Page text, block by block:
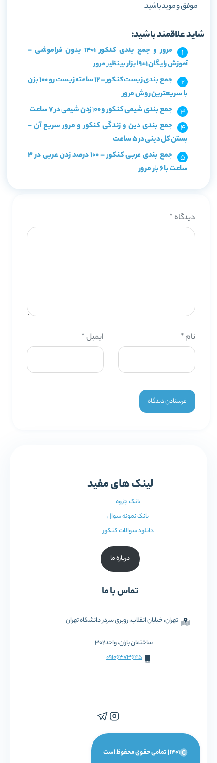
موفق و موید باشید.
شاید علاقمند باشید:
مرور و جمع بندی کنکور 1401 بدون فراموشی –
آموزش رایگان 1+9 ابزار بینظیر مرور
جمع بندی زیست کنکور – 12 ساعته زیست رو 100 بزن
با سریعترین روش مرور
جمع بندی شیمی کنکور و 100 زدن شیمی در 7 ساعت
جمع بندی دین و زندگی کنکور و مرور سربع آن –
بستن کل دینی در ۵ ساعت
جمع بندی عربی کنکور – 100 درصد زدن عربی در 3
ساعت با 6 بار مرور
دیدگاه *
نام * ایمیل*
لینک های مفید
بانک جزوه
بانک نمونه سوال
دانلود سوالات کنکور
درباره ما
تماس با ما
تهران، خیابان انقلاب، روبری سردر دانشگاه تهران
ساختمان باران، واحد302
09106373645
1401 | تمامی حقوق محفوظ است